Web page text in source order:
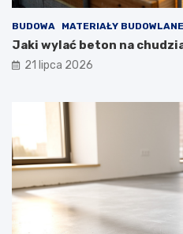
BUDOWA MATERIAŁY BUDOWLANE
Jaki wylać beton na
21 lipca 2026